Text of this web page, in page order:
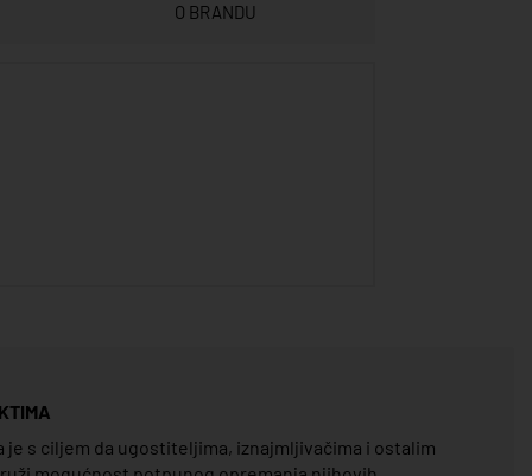
O BRANDU
je s ciljem da ugostiteljima, iznajmljivačima i ostalim